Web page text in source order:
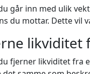
går inn med ulik
du mottar. Dette vil
likviditet
fjerner likviditet fra